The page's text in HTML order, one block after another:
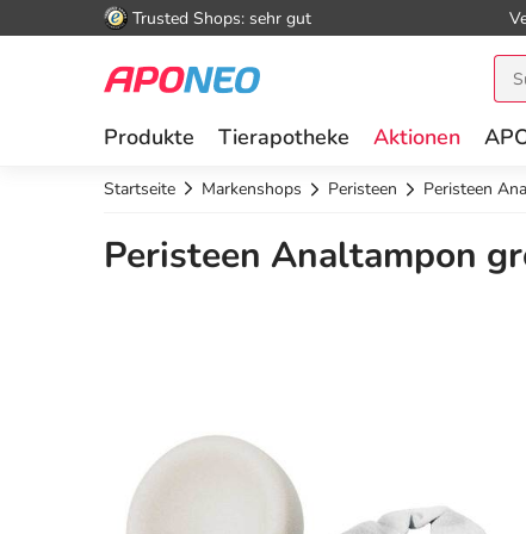
Trusted Shops: sehr gut
Produkte Tierapotheke Aktionen
Startseite Markenshops Peristeen Peristeen
Peristeen Analtampon